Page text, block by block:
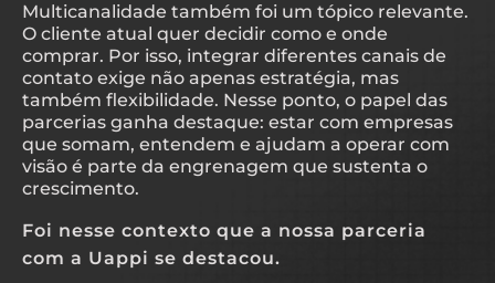
Multicanalidade também foi um tópico relevante.
O cliente atual quer decidir como e onde
comprar. Por isso, integrar diferentes canais de
contato exige não apenas estratégia, mas
também flexibilidade. Nesse ponto, o papel das
parcerias ganha destaque: estar com empresas
que somam, entendem e ajudam a operar com
visão é parte da engrenagem que sustenta o
crescimento.
Foi nesse contexto que a nossa parceria
com a Uappi se destacou.